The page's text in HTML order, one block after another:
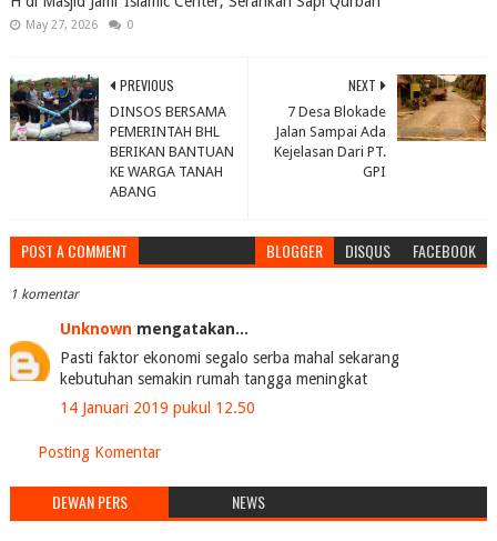
May 27, 2026 0
NEXT
7 Desa Blokade
Jalan Sampai Ada
Kejelasan Dari PT.
GPI
PREVIOUS
DINSOS BERSAMA
PEMERINTAH BHL
BERIKAN BANTUAN
KE WARGA TANAH
ABANG
POST A COMMENT BLOGGER DISQUS FACEBOOK
1 komentar
Unknown mengatakan...
Pasti faktor ekonomi segalo serba mahal sekarang
kebutuhan semakin rumah tangga meningkat
14 Januari 2019 pukul 12.50
Posting Komentar
DEWAN PERS NEWS